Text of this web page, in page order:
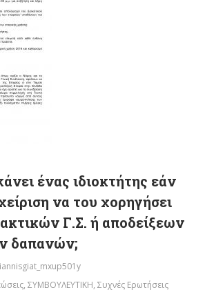
ένας ιδιοκτήτης εάν
να του χορηγήσει
Γ.Σ. ή αποδείξεων
δαπανών;
, ΣΥΜΒΟΥΛΕΥΤΙΚΗ, Συχνές Ερωτήσεις